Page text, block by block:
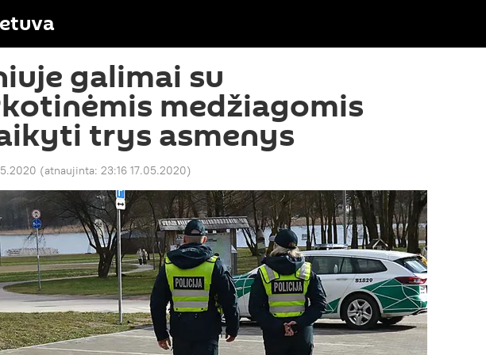
galimai su
medžiagomis
trys asmenys
(atnaujinta: 23:16 17.05.2020)